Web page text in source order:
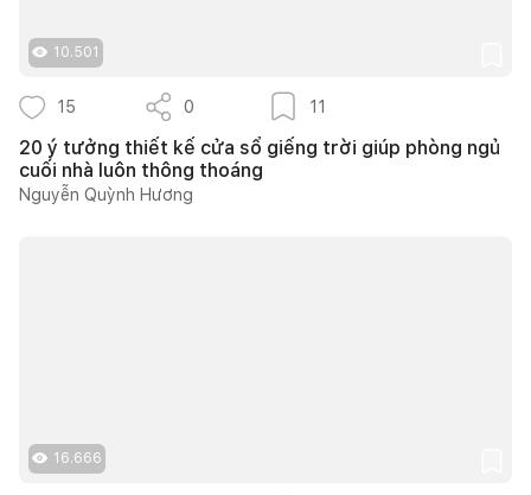
10.501
15 0 11
20 ý tưởng thiết kế cửa sổ giếng trời giúp phòng ngủ
cuối nhà luôn thông thoáng
Nguyễn Quỳnh Hương
16.666